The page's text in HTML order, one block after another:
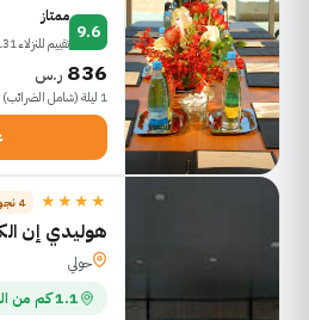
9.6
ممتاز
تقييم للنزلاء 5,131
836 ر.س
1 ليلة (شامل الضرائب) · 1 غرفة
★★★★ 4 نجوم
هوليدي إن
حولي
1.1 كم من السالمية